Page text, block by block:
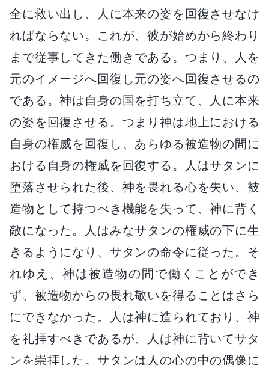
全に救い出し、人に本来の姿を回復させなけ
ればならない。これが、彼が始めから終わり
まで従事してきた働きである。つまり、人を
元のイメージへ回復し元の姿へ回復させるの
である。神は自身の国を打ち立て、人に本来
の姿を回復させる。つまり神は地上における
自身の権威を回復し、あらゆる被造物の間に
おける自身の権威を回復する。人はサタンに
堕落させられた後、神を畏れる心を失い、被
造物として持つべき機能を失って、神に背く
敵になった。人はみなサタンの権威の下に生
きるようになり、サタンの命令に従った。そ
れゆえ、神は被造物の間で働くことができ
ず、被造物からの畏れ敬いを得ることはさら
にできなかった。人は神に造られており、神
を礼拝すべきであるが、人は神に背いてサタ
ンを崇拝した。サタンは人の心の中の偶像に